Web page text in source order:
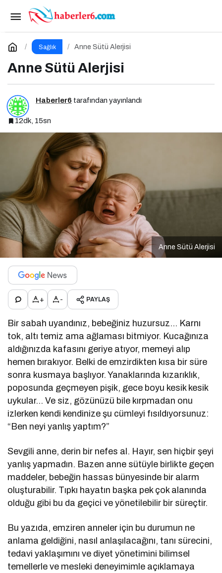
Sağlık Anne Sütü Alerjisi
Anne Sütü Alerjisi
Haberler6 tarafından yayınlandı
12dk, 15sn
Anne Sütü Alerjisi
+ - PAYLAŞ
Bir sabah uyandınız, bebeğiniz huzursuz… Karnı
tok, altı temiz ama ağlaması bitmiyor. Kucağınıza
aldığınızda kafasını geriye atıyor, memeyi alıp
hemen bırakıyor. Belki de emzirdikten kısa bir süre
sonra kusmaya başlıyor. Yanaklarında kızarıklık,
poposunda geçmeyen pişik, gece boyu kesik kesik
uykular… Ve siz, gözünüzü bile kırpmadan onu
izlerken kendi kendinize şu cümleyi fısıldıyorsunuz:
“Ben neyi yanlış yaptım?”
Sevgili anne, derin bir nefes al. Hayır, sen hiçbir şeyi
yanlış yapmadın. Bazen anne sütüyle birlikte geçen
maddeler, bebeğin hassas bünyesinde bir alarm
oluşturabilir. Tıpkı hayatın başka pek çok alanında
olduğu gibi bu da geçici ve yönetilebilir bir süreçtir.
Bu yazıda, emziren anneler için bu durumun ne
anlama geldiğini, nasıl anlaşılacağını, tanı sürecini,
tedavi yaklaşımını ve diyet yönetimini bilimsel
temellerle ve mesleki deneyimimle açıklamaya
Sürekli Geç Uyumanın Sağlığa Zararları
Yorum Yap